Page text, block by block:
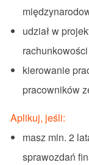
udział w
kierowanie
pracowników
Aplikuj, jeśli:
masz min. 2
sprawozdań